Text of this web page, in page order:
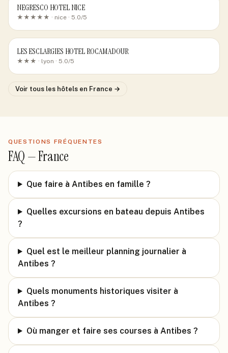
NEGRESCO HOTEL NICE
★★★★★ · nice · 5.0/5
LES ESCLARGIES HOTEL ROCAMADOUR
★★★ · lyon · 5.0/5
Voir tous les hôtels en France →
QUESTIONS FRÉQUENTES
FAQ —France
Que faire à Antibes en famille ?
Quelles excursions en bateau depuis Antibes
?
Quel est le meilleur planning journalier à
Antibes ?
Quels monuments historiques visiter à
Antibes ?
Où manger et faire ses courses à Antibes ?